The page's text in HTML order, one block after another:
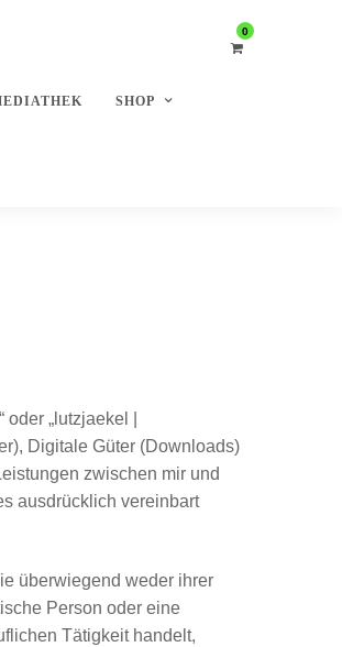
0
SHOP
„lutzjaekel |
Digitale Güter (Downloads)
zwischen mir und
ausdrücklich vereinbart
überwiegend weder ihrer
Person oder eine
Tätigkeit handelt,